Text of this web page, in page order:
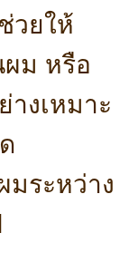
วยให้
ผม หรือ
งเหมาะ